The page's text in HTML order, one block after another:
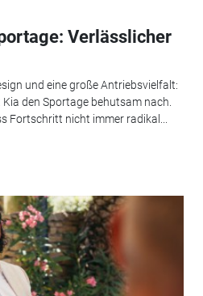
Verlässlicher
und eine große Antriebsvielfalt:
den Sportage behutsam nach.
Fortschritt nicht immer radikal...